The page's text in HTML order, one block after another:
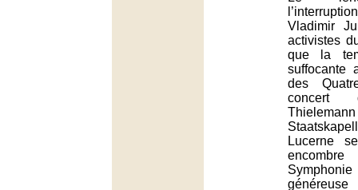
Vladimir
activistes
que la
suffocante
des
concert
Lucerne